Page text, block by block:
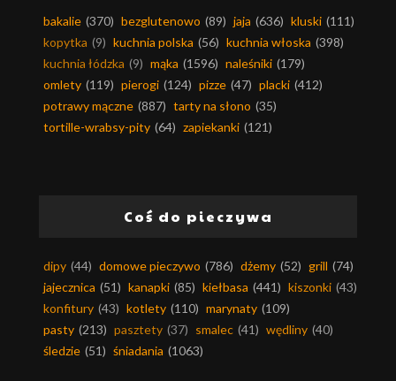
bakalie (370) bezglutenowo (89) jaja (636) kluski (111)
kopytka (9) kuchnia polska (56) kuchnia włoska (398)
kuchnia łódzka (9) mąka (1596) naleśniki (179)
omlety (119) pierogi (124) pizze (47) placki (412)
potrawy mączne (887) tarty na słono (35)
tortille-wrabsy-pity (64) zapiekanki (121)
Coś do pieczywa
dipy (44) domowe pieczywo (786) dżemy (52) grill (74)
jajecznica (51) kanapki (85) kiełbasa (441) kiszonki (43)
konfitury (43) kotlety (110) marynaty (109)
pasty (213) pasztety (37) smalec (41) wędliny (40)
śledzie (51) śniadania (1063)